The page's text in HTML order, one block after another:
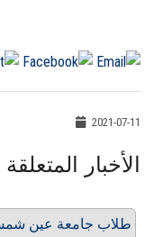
2021-07-11
الأخبار المتعلقة
طلاب جامعة عين